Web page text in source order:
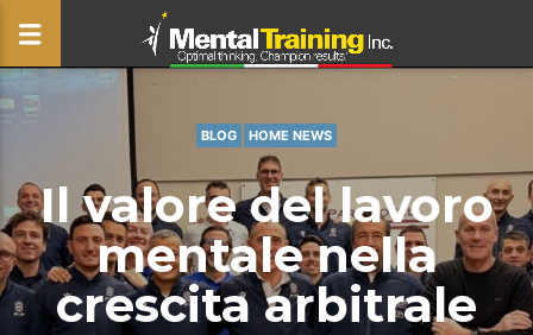
CLOSE
BLOG HOME NEWS
Il valore del lavoro
mentale nella
crescita arbitrale